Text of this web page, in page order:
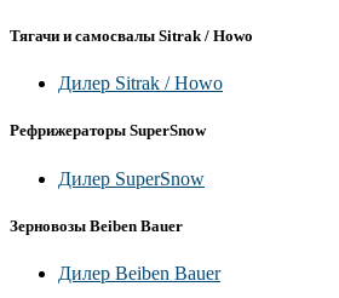
Тягачи и самосвалы Sitrak / Howo
Дилер Sitrak / Howo
Рефрижераторы SuperSnow
Дилер SuperSnow
Зерновозы Beiben Bauer
Дилер Beiben Bauer